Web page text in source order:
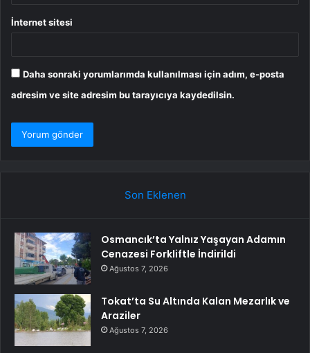
İnternet sitesi
Daha sonraki yorumlarımda kullanılması için adım, e-posta
adresim ve site adresim bu tarayıcıya kaydedilsin.
Son Eklenen
Osmancık’ta Yalnız Yaşayan Adamın
Cenazesi Forkliftle İndirildi
Ağustos 7, 2026
Tokat’ta Su Altında Kalan Mezarlık ve
Araziler
Ağustos 7, 2026